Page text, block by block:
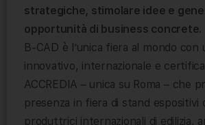
strategiche, stimolare idee e
opportunità di business concrete.
B-CAD è l’unica fiera al mondo
innovativo, internazionale e
ACCREDIA – unica su Roma – che
presenza in fiera di stand espositivi
produttrici internazionali di edilizia,